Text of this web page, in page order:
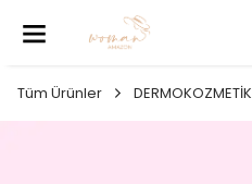
Tüm Ürünler DERMOKOZMETİK